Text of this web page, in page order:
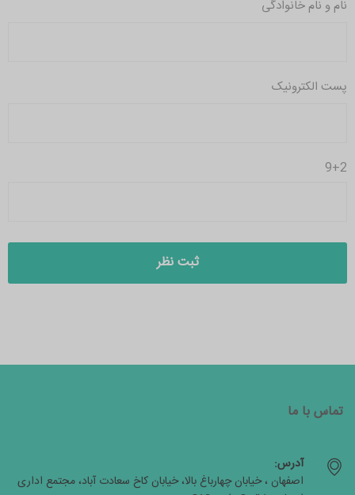
نام و نام خانوادگی
پست الکترونیک
9+2
تماس با ما
آدرس:
اصفهان ، خیابان چهارباغ بالا، خیابان کاخ سعادت آباد، مجتمع اداری